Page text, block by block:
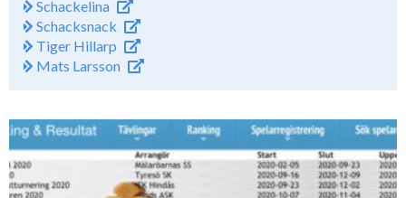
Schackelina
Schacksnack
Tiger Hillarp
Mats Larsson